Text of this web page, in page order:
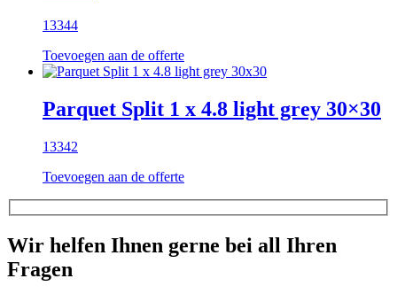
13344
Toevoegen aan de offerte
Parquet Split 1 x 4.8 light grey 30×30
13342
Toevoegen aan de offerte
Wir helfen Ihnen gerne bei all Ihren
Fragen